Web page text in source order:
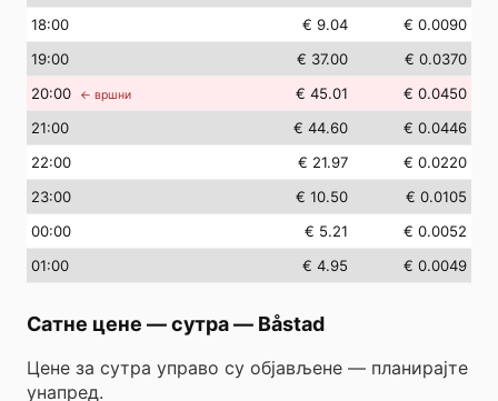
18:00 € 9.04
€ 0.0090
19:00 € 37.00
€ 0.0370
20:00 ← вршни € 45.01
€ 0.0450
21:00 € 44.60
€ 0.0446
22:00 € 21.97
€ 0.0220
23:00 € 10.50
€ 0.0105
00:00 € 5.21
€ 0.0052
01:00 € 4.95 € 0.0049
Сатне цене — сутра— Båstad
Цене за сутра управо су објављене — планирајте
унапред.